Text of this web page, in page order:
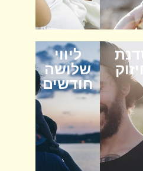
סדנת
חיזוק
ליווי
שלושה
חודשים